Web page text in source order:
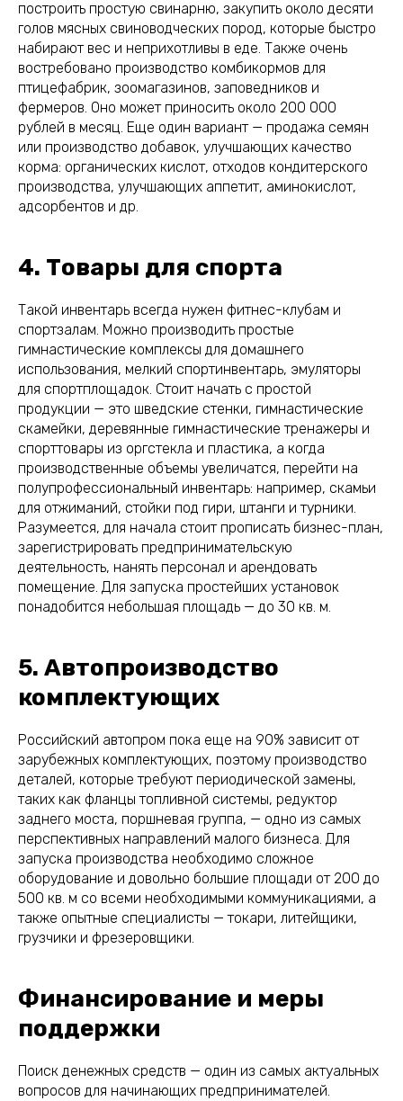
построить простую свинарню, закупить около десяти
голов мясных свиноводческих пород, которые быстро
набирают вес и неприхотливы в еде. Также очень
востребовано производство комбикормов для
птицефабрик, зоомагазинов, заповедников и
фермеров. Оно может приносить около 200 000
рублей в месяц. Еще один вариант — продажа семян
или производство добавок, улучшающих качество
корма: органических кислот, отходов кондитерского
производства, улучшающих аппетит, аминокислот,
адсорбентов и др.
4. Товары для спорта
Такой инвентарь всегда нужен фитнес-клубам и
спортзалам. Можно производить простые
гимнастические комплексы для домашнего
использования, мелкий спортинвентарь, эмуляторы
для спортплощадок. Стоит начать с простой
продукции — это шведские стенки, гимнастические
скамейки, деревянные гимнастические тренажеры и
спорттовары из оргстекла и пластика, а когда
производственные объемы увеличатся, перейти на
полупрофессиональный инвентарь: например, скамьи
для отжиманий, стойки под гири, штанги и турники.
Разумеется, для начала стоит прописать бизнес-план,
зарегистрировать предпринимательскую
деятельность, нанять персонал и арендовать
помещение. Для запуска простейших установок
понадобится небольшая площадь — до 30 кв. м.
5. Автопроизводство
комплектующих
Российский автопром пока еще на 90% зависит от
зарубежных комплектующих, поэтому производство
деталей, которые требуют периодической замены,
таких как фланцы топливной системы, редуктор
заднего моста, поршневая группа, — одно из самых
перспективных направлений малого бизнеса. Для
запуска производства необходимо сложное
оборудование и довольно большие площади от 200 до
500 кв. м со всеми необходимыми коммуникациями, а
также опытные специалисты — токари, литейщики,
грузчики и фрезеровщики.
Финансирование и меры
поддержки
Поиск денежных средств — один из самых актуальных
вопросов для начинающих предпринимателей.